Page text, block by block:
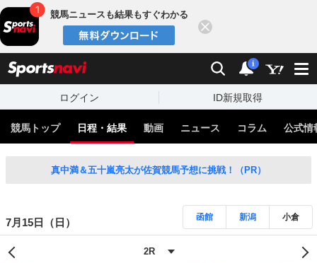
競馬ニュースも結果もすぐわかる
検索 通知
i
ログイン ID新規取得
競馬トップ 日程・結果 動画 ニュース コラム 公式情
真中満＆五十嵐亮太が佐賀競馬予想に挑戦！（PR）
7月15日（日） 函館 新潟 小倉